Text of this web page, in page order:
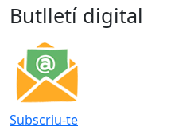
Butlletí digital
Subscriu-te